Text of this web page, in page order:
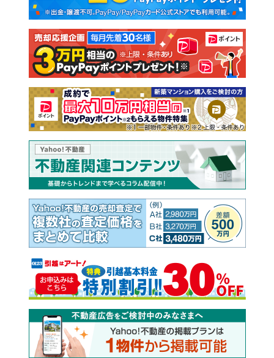
新築一戸建て 中古一戸建て
注文住宅 土地
売却査定